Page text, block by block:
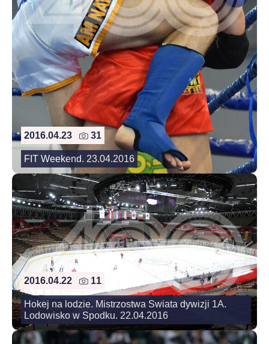
2016.04.23 31
FIT Weekend. 23.04.2016
2016.04.22 11
Hokej na lodzie. Mistrzostwa Swiata dywizji 1A.
Lodowisko w Spodku. 22.04.2016